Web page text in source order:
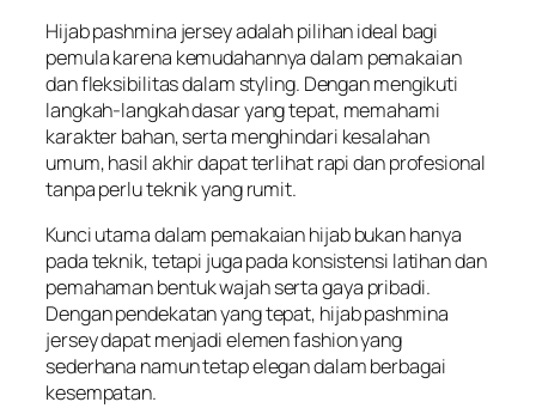
Hijab pashmina jersey adalah pilihan ideal bagi
pemula karena kemudahannya dalam pemakaian
dan fleksibilitas dalam styling. Dengan mengikuti
langkah-langkah dasar yang tepat, memahami
karakter bahan, serta menghindari kesalahan
umum, hasil akhir dapat terlihat rapi dan profesional
tanpa perlu teknik yang rumit.
Kunci utama dalam pemakaian hijab bukan hanya
pada teknik, tetapi juga pada konsistensi latihan dan
pemahaman bentuk wajah serta gaya pribadi.
Dengan pendekatan yang tepat, hijab pashmina
jersey dapat menjadi elemen fashion yang
sederhana namun tetap elegan dalam berbagai
kesempatan.